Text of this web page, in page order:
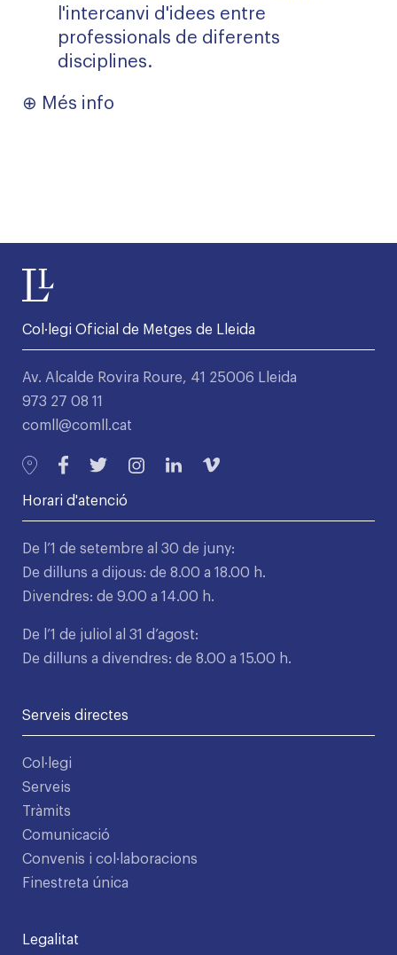
l'intercanvi d'idees entre
professionals de diferents
disciplines.
⊕ Més info
Col·legi Oficial de Metges de Lleida
Av. Alcalde Rovira Roure, 41 25006 Lleida
973 27 08 11
comll@comll.cat
Horari d'atenció
De l’1 de setembre al 30 de juny:
De dilluns a dijous: de 8.00 a 18.00 h.
Divendres: de 9.00 a 14.00 h.
De l’1 de juliol al 31 d’agost:
De dilluns a divendres: de 8.00 a 15.00 h.
Serveis directes
Col·legi
Serveis
Tràmits
Comunicació
Convenis i col·laboracions
Finestreta única
Legalitat